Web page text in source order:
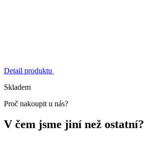
Detail produktu
Skladem
Proč nakoupit u nás?
V čem jsme jiní než ostatní?